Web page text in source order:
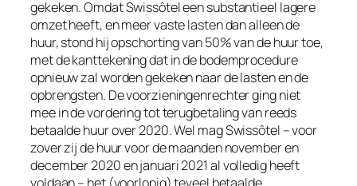
gekeken. Omdat Swissôtel een substantieel lagere
omzet heeft, en meer vaste lasten dan alleen de
huur, stond hij opschorting van 50% van de huur toe,
met de kanttekening dat in de bodemprocedure
opnieuw zal worden gekeken naar de lasten en de
opbrengsten. De voorzieningenrechter ging niet
mee in de vordering tot terugbetaling van reeds
betaalde huur over 2020. Wel mag Swissôtel – voor
zover zij de huur voor de maanden november en
december 2020 en januari 2021 al volledig heeft